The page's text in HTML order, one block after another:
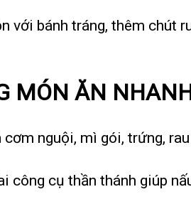
với bánh tráng, thêm chút
MÓN ĂN
cơm nguội, mì gói, trứng,
công cụ thần thánh giúp